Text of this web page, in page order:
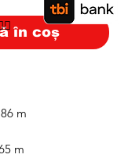
în coș
m
m